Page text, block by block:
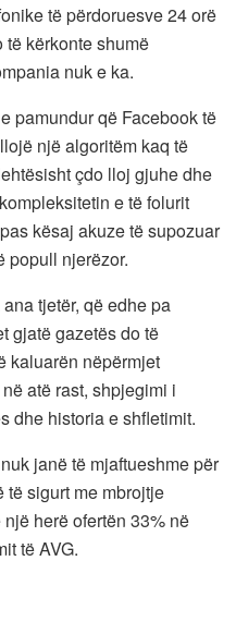
të përdoruesve 24 orë
të kërkonte shumë
nuk e ka.
pamundur që Facebook të
një algoritëm kaq të
çdo lloj gjuhe dhe
e të folurit
kësaj akuze të supozuar
popull njerëzor.
tjetër, që edhe pa
gjatë gazetës do të
kaluarën nëpërmjet
atë rast, shpjegimi i
dhe historia e shfletimit.
janë të mjaftueshme për
të sigurt me mbrojtje
herë ofertën 33% në
të AVG.